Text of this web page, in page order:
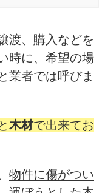
渡、購入などを
時に、希望の場
業者では呼びま
木材で出来てお
物件に傷がつい